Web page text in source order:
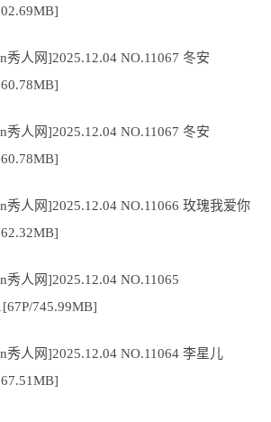
秀人网]2025.12.04 NO.11067 冬安
秀人网]2025.12.04 NO.11067 冬安
秀人网]2025.12.04 NO.11066 玫瑰我爱你
秀人网]2025.12.04 NO.11065
745.99MB]
秀人网]2025.12.04 NO.11064 李星儿